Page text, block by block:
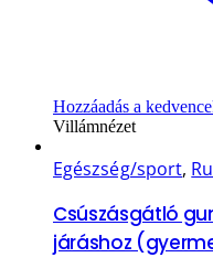
Hozzáadás a
Villámnézet
Egészség/sport,
Csúszásgátló
járáshoz